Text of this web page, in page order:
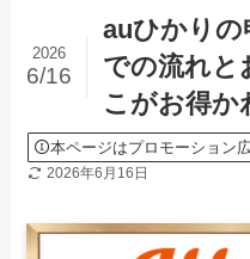
auひかりの
での流れと
こがお得か
2026
6/16
本ページはプロモーション
2026年6月16日